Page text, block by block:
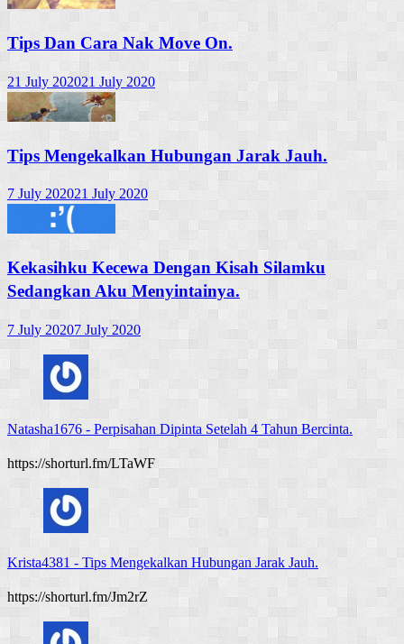
Tips Dan Cara Nak Move On.
21 July 202021 July 2020
Tips Mengekalkan Hubungan Jarak Jauh.
7 July 202021 July 2020
Kekasihku Kecewa Dengan Kisah Silamku
Sedangkan Aku Menyintainya.
7 July 20207 July 2020
Natasha1676 - Perpisahan Dipinta Setelah 4 Tahun Bercinta.
https://shorturl.fm/LTaWF
Krista4381 -Tips Mengekalkan Hubungan Jarak Jauh.
https://shorturl.fm/Jm2rZ